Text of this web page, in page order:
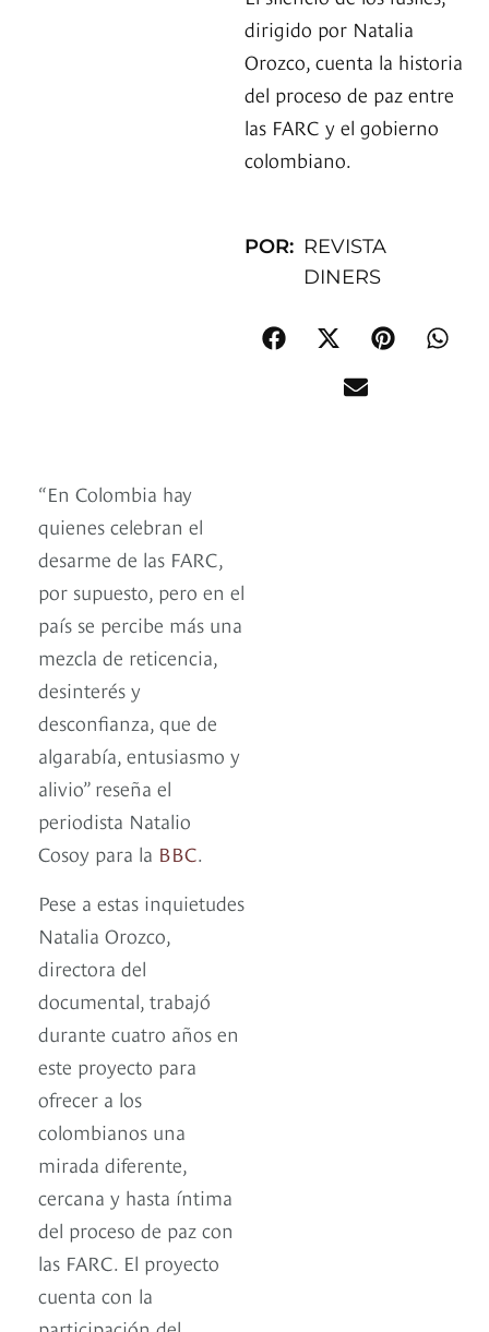
dirigido por Natalia
Orozco, cuenta la historia
del proceso de paz entre
las FARC y el gobierno
colombiano.
POR: REVISTA
DINERS
“En Colombia hay
quienes celebran el
desarme de las FARC,
por supuesto, pero en el
país se percibe más una
mezcla de reticencia,
desinterés y
desconfianza, que de
algarabía, entusiasmo y
alivio” reseña el
periodista Natalio
Cosoy para la BBC.
Pese a estas inquietudes
Natalia Orozco,
directora del
documental, trabajó
durante cuatro años en
este proyecto para
ofrecer a los
colombianos una
mirada diferente,
cercana y hasta íntima
del proceso de paz con
las FARC. El proyecto
cuenta con la